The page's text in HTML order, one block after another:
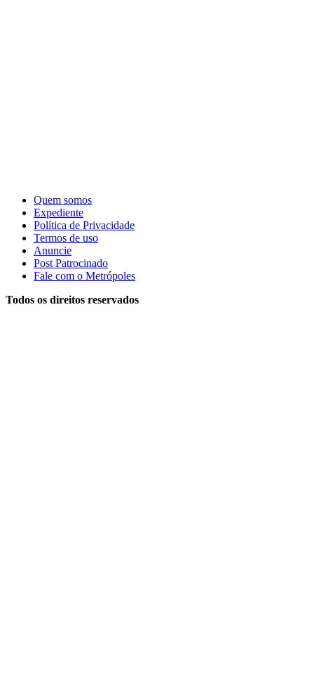
Quem somos
Expediente
Política de Privacidade
Termos de uso
Anuncie
Post Patrocinado
Fale com o Metrópoles
Todos os direitos reservados